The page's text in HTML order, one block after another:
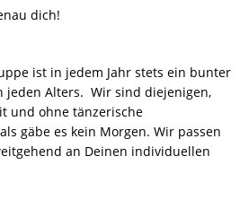
dich!
ist in jedem Jahr stets ein bunter
jeden Alters. Wir sind diejenigen,
und ohne tänzerische
gäbe es kein Morgen. Wir passen
an Deinen individuellen